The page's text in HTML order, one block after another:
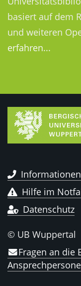
basiert auf dem
und weiteren
erfahren...
Hilfe im
Datenschutz
© UB Wuppertal
Fragen an die